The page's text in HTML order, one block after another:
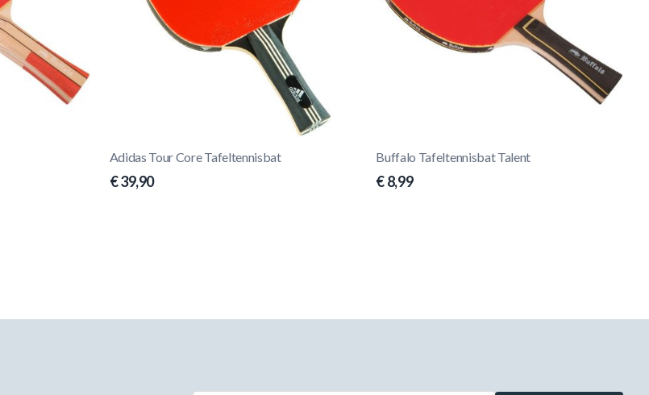
Adidas Tour Core Tafeltennisbat
€ 39,90
Buffalo Tafeltennisbat Talent
€ 8,99